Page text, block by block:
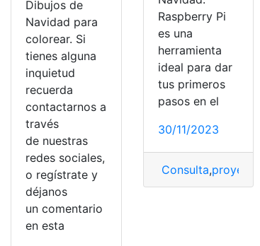
Dibujos de
Navidad para
colorear. Si
tienes alguna
inquietud
recuerda
contactarnos a
través
de nuestras
redes sociales,
o regístrate y
déjanos
un comentario
en esta
Raspberry Pi
es una
herramienta
ideal para dar
tus primeros
pasos en el
30/11/2023
Consulta,proyectos